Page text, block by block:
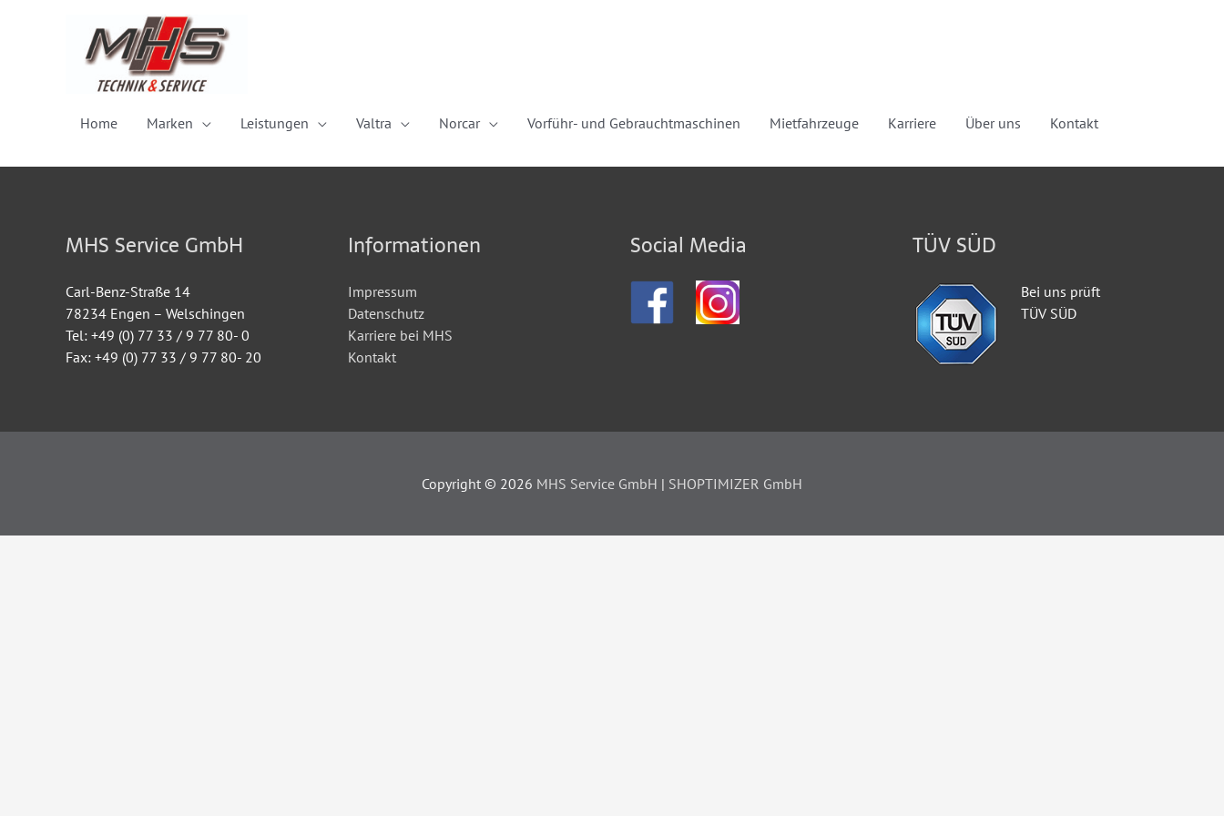
Home Marken Leistungen Valtra Norcar Vorführ- und Gebrauchtmaschinen Mietfahrzeuge Karriere Über uns Kontakt
MHS Service GmbH
Carl-Benz-Straße 14
78234 Engen – Welschingen
Tel: +49 (0) 77 33 / 9 77 80- 0
Fax: +49 (0) 77 33 / 9 77 80- 20
Informationen
Impressum
Datenschutz
Karriere bei MHS
Kontakt
Social Media TÜV SÜD
Bei uns prüft
TÜV SÜD
Copyright © 2026 MHS Service GmbH | SHOPTIMIZER GmbH